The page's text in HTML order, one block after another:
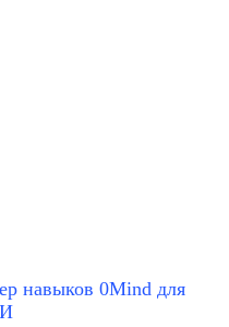
навыков 0Mind для